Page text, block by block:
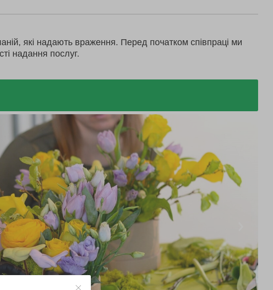
які надають враження. Перед початком співпраці ми
надання послуг.